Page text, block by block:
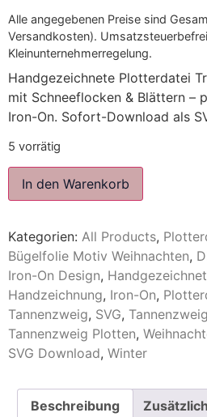
Alle angegebenen Preise sind
Versandkosten).
Kleinunternehmerregelung.
Handgezeichnete Plotterdatei
mit Schneeflocken & Blättern –
Iron-On. Sofort-Download als
5 vorrätig
In den Warenkorb
Kategorien: All Products,
Bügelfolie Motiv Weihnachten,
Iron-On Design,
Handzeichnung, Iron-On,
Tannenzweig, SVG, Tannenzweig
Tannenzweig Plotten,
SVG Download, Winter
Beschreibung